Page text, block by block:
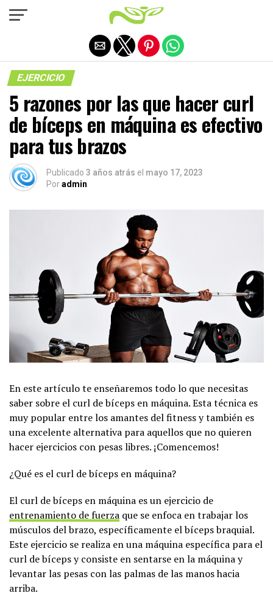
EJERCICIO
5 razones por las que hacer curl
de bíceps en máquina es efectivo
para tus brazos
Publicado 3 años atrás el mayo 17, 2023
Poradmin
En este artículo te enseñaremos todo lo que necesitas
saber sobre el curl de bíceps en máquina. Esta técnica es
muy popular entre los amantes del fitness y también es
una excelente alternativa para aquellos que no quieren
hacer ejercicios con pesas libres. ¡Comencemos!
¿Qué es el curl de bíceps en máquina?
El curl de bíceps en máquina es un ejercicio de
entrenamiento de fuerza que se enfoca en trabajar los
músculos del brazo, específicamente el bíceps braquial.
Este ejercicio se realiza en una máquina específica para el
curl de bíceps y consiste en sentarse en la máquina y
levantar las pesas con las palmas de las manos hacia
arriba.
Salir de la versión móvil